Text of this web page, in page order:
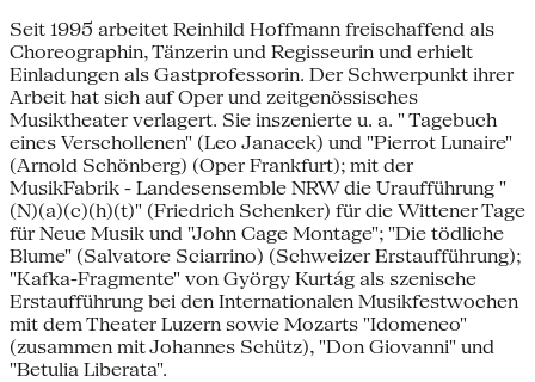
Seit 1995 arbeitet Reinhild Hoffmann freischaffend als
Choreographin, Tänzerin und Regisseurin und erhielt
Einladungen als Gastprofessorin. Der Schwerpunkt ihrer
Arbeit hat sich auf Oper und zeitgenössisches
Musiktheater verlagert. Sie inszenierte u. a. " Tagebuch
eines Verschollenen" (Leo Janacek) und "Pierrot Lunaire"
(Arnold Schönberg) (Oper Frankfurt); mit der
MusikFabrik - Landesensemble NRW die Uraufführung "
(N)(a)(c)(h)(t)" (Friedrich Schenker) für die Wittener Tage
für Neue Musik und "John Cage Montage"; "Die tödliche
Blume" (Salvatore Sciarrino) (Schweizer Erstaufführung);
"Kafka-Fragmente" von György Kurtág als szenische
Erstaufführung bei den Internationalen Musikfestwochen
mit dem Theater Luzern sowie Mozarts "Idomeneo"
(zusammen mit Johannes Schütz), "Don Giovanni" und
"Betulia Liberata".